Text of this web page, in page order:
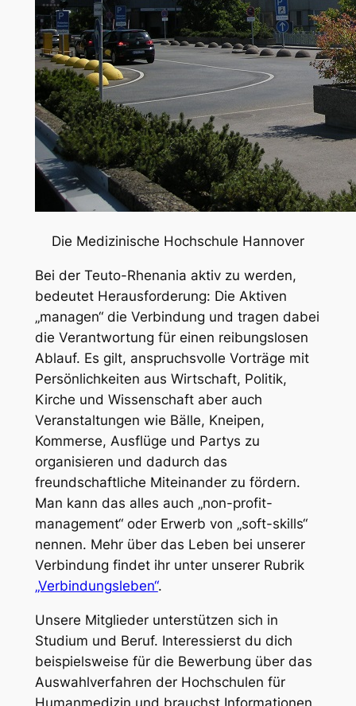
Die Medizinische Hochschule Hannover
Bei der Teuto-Rhenania aktiv zu werden,
bedeutet Herausforderung: Die Aktiven
„managen“ die Verbindung und tragen dabei
die Verantwortung für einen reibungslosen
Ablauf. Es gilt, anspruchsvolle Vorträge mit
Persönlichkeiten aus Wirtschaft, Politik,
Kirche und Wissenschaft aber auch
Veranstaltungen wie Bälle, Kneipen,
Kommerse, Ausflüge und Partys zu
organisieren und dadurch das
freundschaftliche Miteinander zu fördern.
Man kann das alles auch „non-profit-
management“ oder Erwerb von „soft-skills“
nennen. Mehr über das Leben bei unserer
Verbindung findet ihr unter unserer Rubrik
„Verbindungsleben“.
Unsere Mitglieder unterstützen sich in
Studium und Beruf. Interessierst du dich
beispielsweise für die Bewerbung über das
Auswahlverfahren der Hochschulen für
Humanmedizin und brauchst Informationen